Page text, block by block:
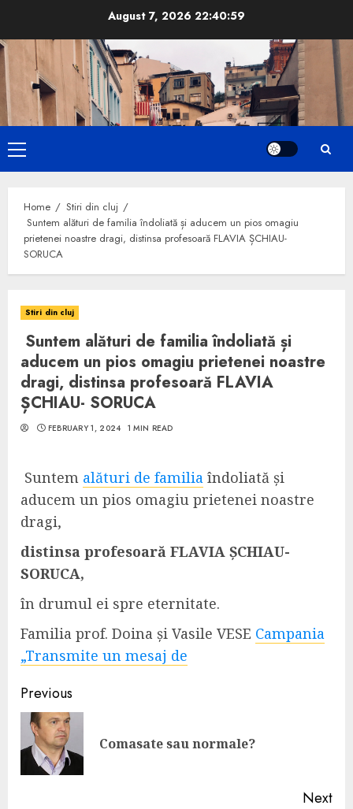
content
August 7, 202622:41:00
Primary
Menu
Home
Stiri din cluj
Suntem alături de familia îndoliată și aducem un pios omagiu
prietenei noastre dragi, distinsa profesoară FLAVIA ȘCHIAU-
SORUCA
Stiri din cluj
Suntem alături de familia îndoliată și
aducem un pios omagiu prietenei noastre
dragi, distinsa profesoară FLAVIA
ȘCHIAU- SORUCA
FEBRUARY 1, 2024 1 MIN READ
Suntem alături de familia îndoliată și
aducem un pios omagiu prietenei noastre
dragi,
distinsa profesoară FLAVIA ȘCHIAU-
SORUCA,
în drumul ei spre eternitate.
Familia prof. Doina și Vasile VESE Campania
„Transmite un mesaj de
Continue
Reading
Previous
Comasate sau normale?
Next